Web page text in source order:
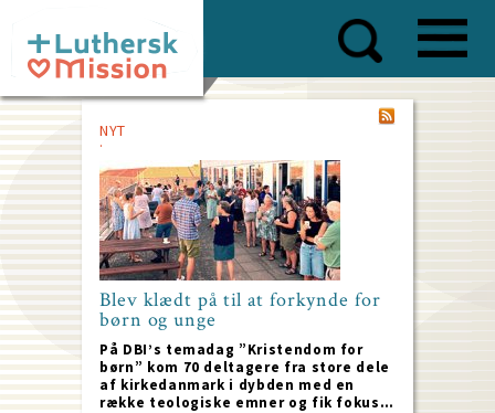
main
content
NYT
Blev klædt på til at forkynde for
børn og unge
På DBI’s temadag ”Kristendom for
børn” kom 70 deltagere fra store dele
af kirkedanmark i dybden med en
række teologiske emner og fik fokus…